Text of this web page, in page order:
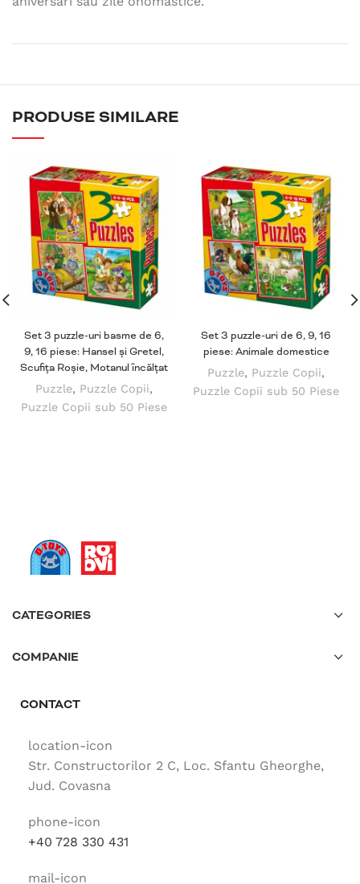
PRODUSE SIMILARE
Set 3 puzzle-uri basme de 6,
9, 16 piese: Hansel și Gretel,
Scufița Roșie, Motanul încălțat
Puzzle, Puzzle Copii,
Puzzle Copii sub 50 Piese
Set 3 puzzle-uri de 6, 9, 16
piese: Animale domestice
Puzzle, Puzzle Copii,
Puzzle Copii sub 50 Piese
CATEGORIES
COMPANIE
CONTACT
location-icon
Str. Constructorilor 2 C, Loc. Sfantu Gheorghe,
Jud. Covasna
phone-icon
+40 728 330 431
mail-icon